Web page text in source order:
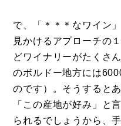
で、「＊＊＊なワイン
見かけるアプローチの
どワイナリーがたくさ
のボルドー地方には
のです）。そうすると
「この産地が好み」と
られるでしょうから、